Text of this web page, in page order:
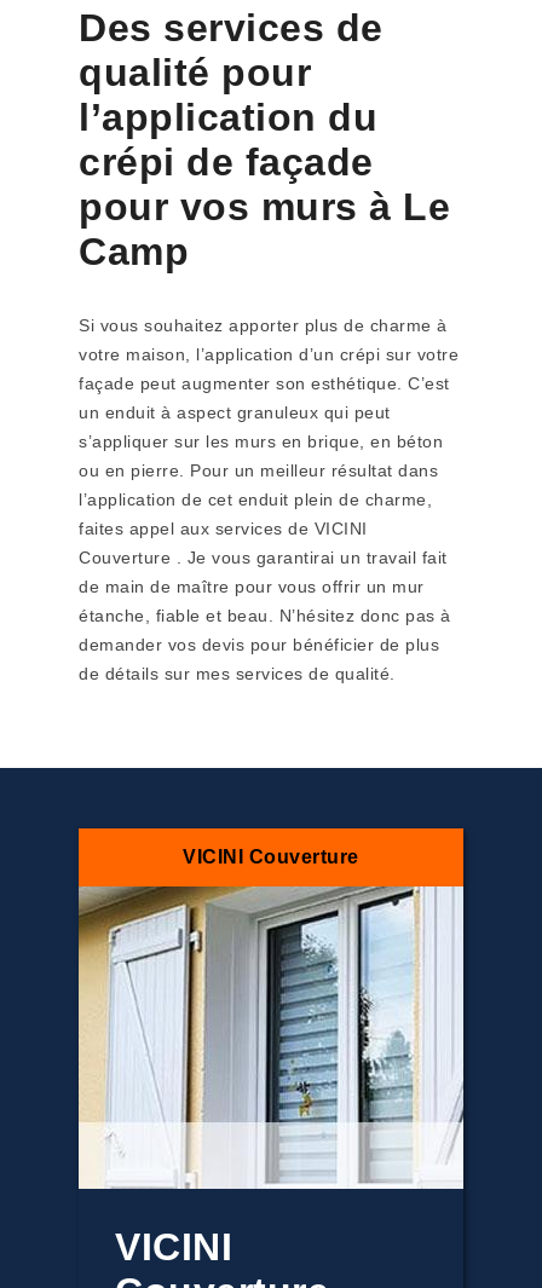
Des services de
qualité pour
l’application du
crépi de façade
pour vos murs à Le
Camp
Si vous souhaitez apporter plus de charme à
votre maison, l’application d’un crépi sur votre
façade peut augmenter son esthétique. C’est
un enduit à aspect granuleux qui peut
s’appliquer sur les murs en brique, en béton
ou en pierre. Pour un meilleur résultat dans
l’application de cet enduit plein de charme,
faites appel aux services de VICINI
Couverture . Je vous garantirai un travail fait
de main de maître pour vous offrir un mur
étanche, fiable et beau. N’hésitez donc pas à
demander vos devis pour bénéficier de plus
de détails sur mes services de qualité.
VICINI Couverture
VICINI